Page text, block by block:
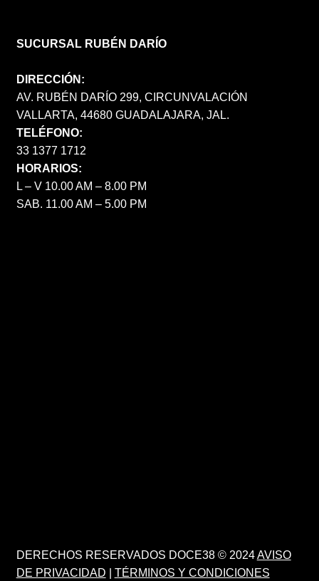
SUCURSAL RUBÉN DARÍO
DIRECCIÓN:
AV. RUBÉN DARÍO 299, CIRCUNVALACIÓN
VALLARTA, 44680 GUADALAJARA, JAL.
TELÉFONO:
33 1377 1712
HORARIOS:
L – V 10.00 AM – 8.00 PM
SAB. 11.00 AM – 5.00 PM
DERECHOS RESERVADOS DOCE38 © 2024AVISO
DE PRIVACIDAD
TÉRMINOS Y CONDICIONES